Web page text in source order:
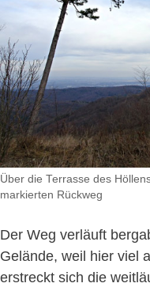
Über die Terrasse des
markierten Rückweg
Der Weg verläuft
Gelände, weil hier viel
erstreckt sich die